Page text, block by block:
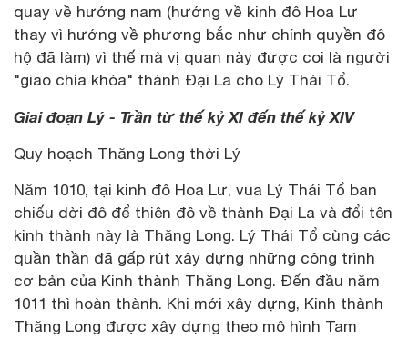
quay về hướng nam (hướng về kinh đô Hoa Lư
thay vì hướng về phương bắc như chính quyền đô
hộ đã làm) vì thế mà vị quan này được coi là người
"giao chìa khóa" thành Đại La cho Lý Thái Tổ.
Giai đoạn Lý - Trần từ thế kỷ XI đến thế kỷ XIV
Quy hoạch Thăng Long thời Lý
Năm 1010, tại kinh đô Hoa Lư, vua Lý Thái Tổ ban
chiếu dời đô để thiên đô về thành Đại La và đổi tên
kinh thành này là Thăng Long. Lý Thái Tổ cùng các
quần thần đã gấp rút xây dựng những công trình
cơ bản của Kinh thành Thăng Long. Đến đầu năm
1011 thì hoàn thành. Khi mới xây dựng, Kinh thành
Thăng Long được xây dựng theo mô hình Tam